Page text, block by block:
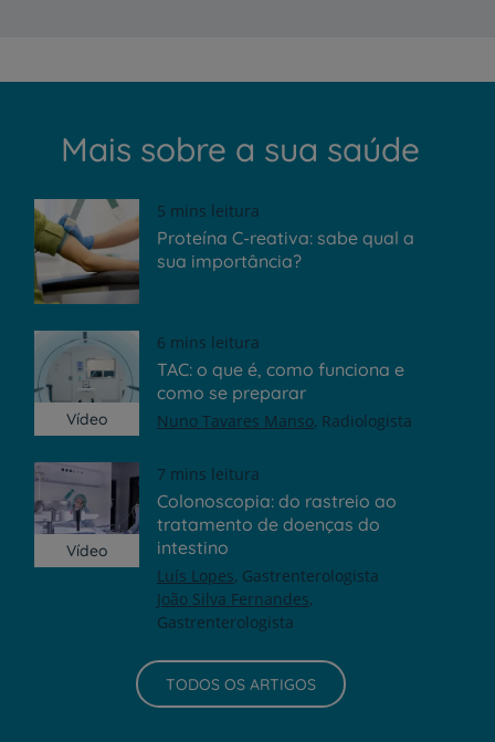
Mais sobre a sua saúde
5 mins leitura
Proteína C-reativa: sabe qual a
sua importância?
Vídeo
6 mins leitura
TAC: o que é, como funciona e
como se preparar
Nuno Tavares Manso Radiologista
Vídeo
7 mins leitura
Colonoscopia: do rastreio ao
tratamento de doenças do
intestino
Luís Lopes Gastrenterologista
João Silva Fernandes
Gastrenterologista
TODOS OS ARTIGOS